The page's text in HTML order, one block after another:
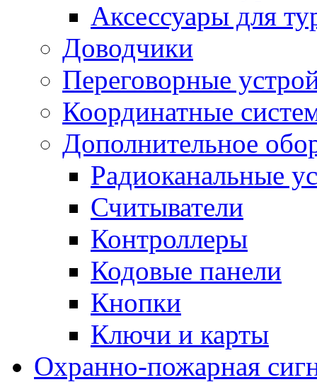
Аксессуары для
Доводчики
Переговорные
Координатные
Дополнительное
Радиоканальные
Считыватели
Контроллеры
Кодовые панели
Кнопки
Ключи и карты
Охранно-пожарная